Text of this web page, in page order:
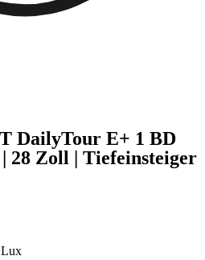
DailyTour E+ 1 BD
| 28 Zoll | Tiefeinsteiger